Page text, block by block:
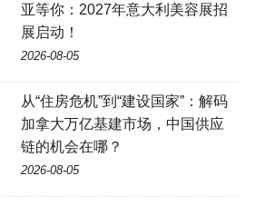
亚等你：2027年意大利美容展招
展启动！
2026-08-05
从“住房危机”到“建设国家”：解码
加拿大万亿基建市场，中国供应
链的机会在哪？
2026-08-05